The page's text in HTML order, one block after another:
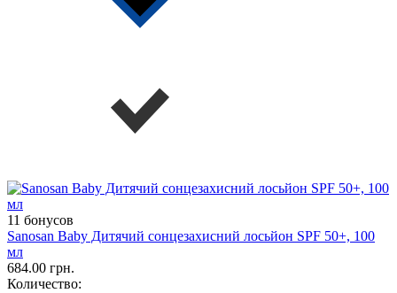
11 бонусов
Sanosan Baby Дитячий сонцезахисний лосьйон SPF 50+, 100
мл
684.00 грн.
Количество: